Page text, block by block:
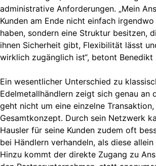
administrative Anforderungen. „Mein
Kunden am Ende nicht einfach
haben, sondern eine Struktur besitzen,
ihnen Sicherheit gibt, Flexibilität lässt
wirklich zugänglich ist“, betont Benedikt
Ein wesentlicher Unterschied zu
Edelmetallhändlern zeigt sich genau an
geht nicht um eine einzelne
Gesamtkonzept. Durch sein Netzwerk
Hausler für seine Kunden zudem oft
bei Händlern verhandeln, als diese
Hinzu kommt der direkte Zugang zu